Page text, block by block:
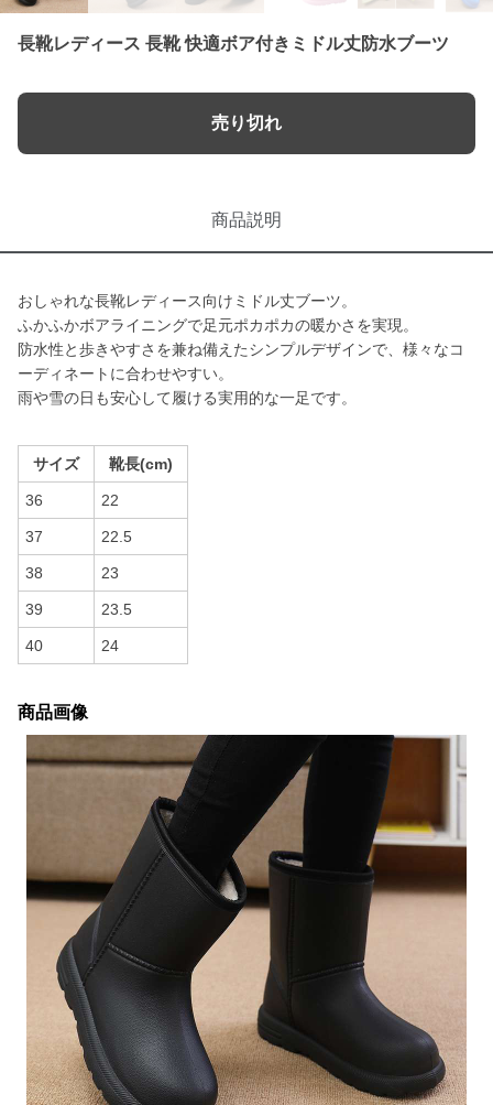
長靴レディース 長靴 快適ボア付きミドル丈防水ブーツ
売り切れ
商品説明
おしゃれな長靴レディース向けミドル丈ブーツ。
ふかふかボアライニングで足元ポカポカの暖かさを実現。
防水性と歩きやすさを兼ね備えたシンプルデザインで、様々なコ
ーディネートに合わせやすい。
雨や雪の日も安心して履ける実用的な一足です。
サイズ 靴長(cm)
36 22
37 22.5
38 23
39 23.5
40 24
商品画像